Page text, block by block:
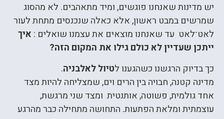
יש מדינות שאנחנו פוגשים, ומיד מתאהבים. לא מהסוג
שמרשים במבט ראשון, אלא כאלה שנכנסים מתחת לעור
לאט־לאט עד שאנחנו מוצאים את עצמנו שואלים : איך
ייתכן שעדיין לא כולם גילו את המקום הזה?
כך בדיוק הרגשנו כשהגענו לטיול לאלבניה.
מדינה קטנה, חבויה בין הרים וים, שמצליחה להיות מצד
אחד גולמית, פשוטה, אותנטית ומצד שני מרגשת,
עוצמתית ומלאת הפתעות. התחושה מתחילה כבר מהרגע